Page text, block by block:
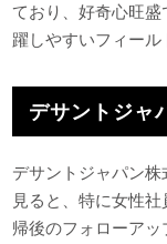
ており、好奇心旺
躍しやすいフィール
デサントジャ
デサントジャパン
見ると、特に女性
帰後のフォローア